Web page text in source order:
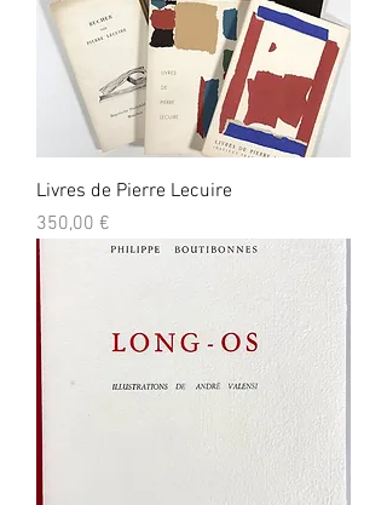
Livres de Pierre Lecuire
Prix
350,00 €